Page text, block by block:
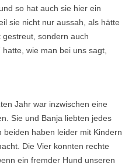
so hat auch sie hier ein
sie nicht nur aussah, als hätte
sondern auch
wie man bei uns sagt,
Jahr war inzwischen eine
Sie und Banja liebten jedes
beiden haben leider mit Kindern
Die Vier konnten rechte
ein fremder Hund unseren